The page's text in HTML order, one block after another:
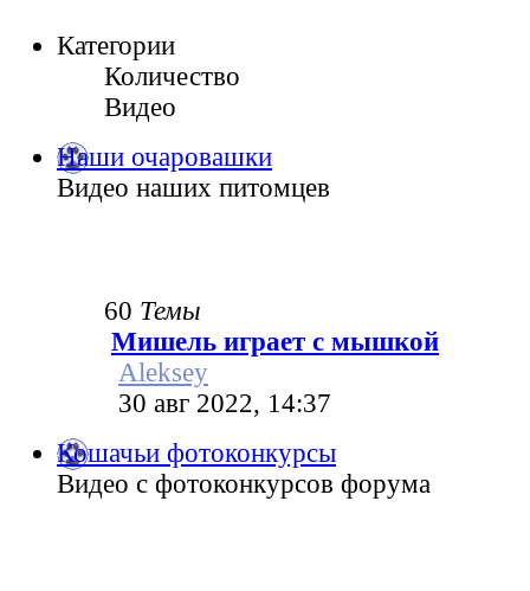
Категории
Количество
Видео
Наши очаровашки
Видео наших питомцев
60 Темы
Мишель играет с мышкой
Aleksey
30 авг 2022, 14:37
Кошачьи фотоконкурсы
Видео с фотоконкурсов форума